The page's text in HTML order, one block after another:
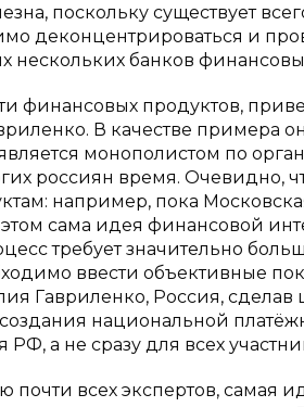
поскольку существует
деконцентрироваться и
нескольких банков
финансовых продуктов,
В качестве примера
монополистом по
россиян время. Очевидно,
например, пока
сама идея финансовой
требует значительно
ввести объективные
Гавриленко, Россия, сделав
национальной
РФ, а не сразу для всех
всех экспертов, самая